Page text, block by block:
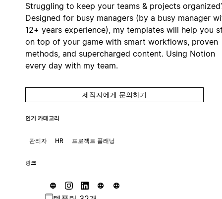
Struggling to keep your teams & projects
Designed for busy managers (by a busy manager
12+ years experience), my templates will help you
on top of your game with smart workflows, proven
methods, and supercharged content. Using Notion
every day with my team.
제작자에게 문의하기
인기 카테고리
관리자 HR 프로젝트 플래닝
링크